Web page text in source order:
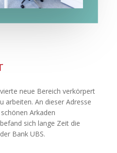
neue Bereich verkörpert
arbeiten. An dieser Adresse
Arkaden
sich lange Zeit die
Bank UBS.